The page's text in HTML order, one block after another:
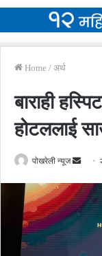
Home / अर्थ
बाराही
होटललाई
पोखरेली न्यूज
Send
email